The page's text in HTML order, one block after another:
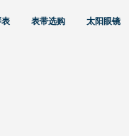
表带选购 太阳眼镜